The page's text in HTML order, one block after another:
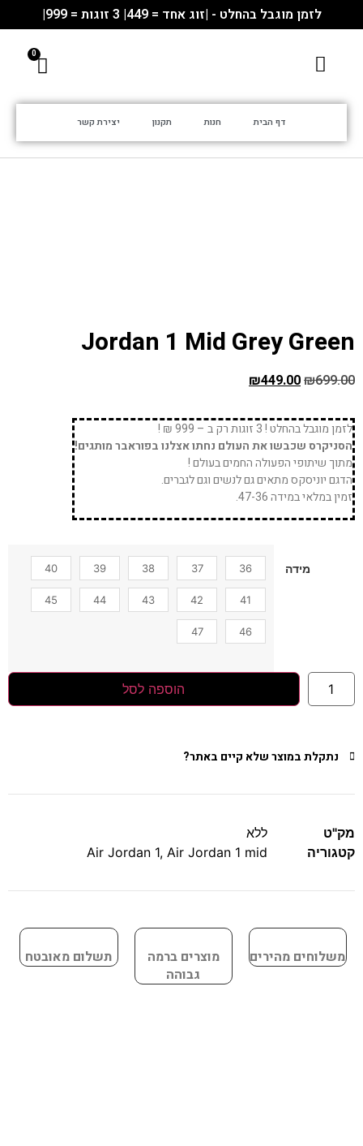
לזמן מוגבל בהחלט - |זוג אחד = 449| 3 זוגות = 999|
דף הבית חנות תקנון יצירת קשר
Jordan 1 Mid Grey Green
₪699.00
₪449.00
לזמן מוגבל בהחלט ! 3 זוגות רק ב – 999 ₪ !
הסניקרס שכבשו את העולם נחתו אצלנו בפוראבר מותגים!
מתוך שיתופי הפעולה החמים בעולם !
הדגם יוניסקס מתאים גם לנשים וגם לגברים.
זמין במלאי במידה 47-36.
מידה 36
37
38
39
40
41
42
43
44
45
46
47
הוספה לסל
נתקלת במוצר שלא קיים באתר?
מק"ט
ללא
קטגוריה
Air Jordan 1, Air Jordan 1 mid
משלוחים מהירים
מוצרים ברמה
גבוהה
תשלום מאובטח